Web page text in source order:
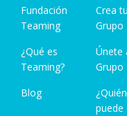
Fundación
Teaming
¿Qué es
Teaming?
Blog
Crea tu
Grupo
Únete
Grupo
¿Quién
puede